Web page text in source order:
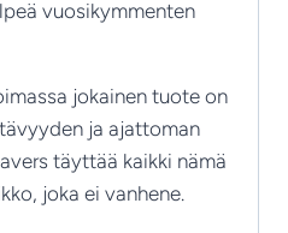
vuosikymmenten
jokainen tuote on
ja ajattoman
täyttää kaikki nämä
joka ei vanhene.